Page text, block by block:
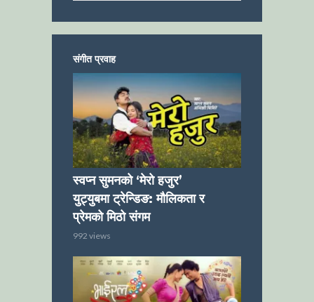
संगीत प्रवाह
स्वप्न सुमनको ‘मेरो हजुर’
युट्युबमा ट्रेन्डिङ: मौलिकता र
प्रेमको मिठो संगम
992 views